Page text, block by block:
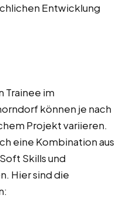
Entwicklung
Trainee im
können je nach
Projekt variieren.
eine Kombination aus
Skills und
Hier sind die